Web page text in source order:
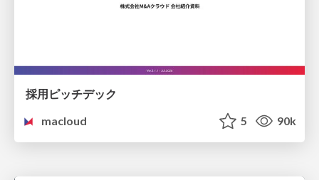
採用ピッチデック
macloud
5 90k